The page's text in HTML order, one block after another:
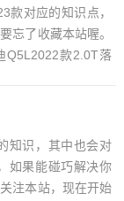
款对应的知识点，
忘了收藏本站喔。
Q5L2022款2.0T落
知识，其中也会对
如果能碰巧解决你
注本站，现在开始